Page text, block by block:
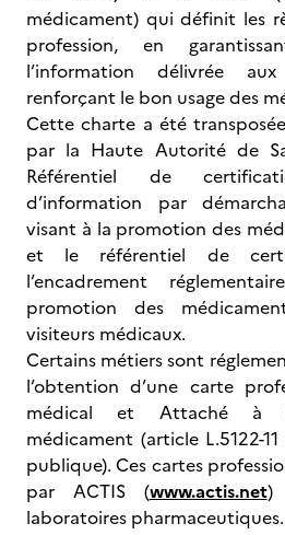
médicament) qui définit les
profession, en
l’information délivrée
renforçant le bon usage des
Cette charte a été
par la Haute Autorité de
Référentiel de
d’information par
visant à la promotion des
et le référentiel de
l’encadrement
promotion des
visiteurs médicaux.
Certains métiers sont
l’obtention d’une carte
médical et Attaché à
médicament (article L.5122-
publique). Ces cartes
par ACTIS (www.actis.net)
laboratoires pharmaceutiques.